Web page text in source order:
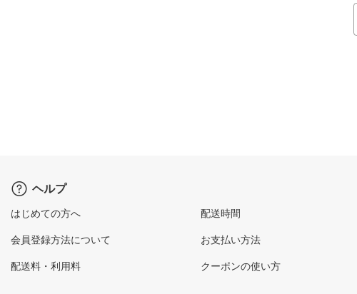
ヘルプ
はじめての方へ
会員登録方法について
配送料・利用料
配送時間
お支払い方法
クーポンの使い方